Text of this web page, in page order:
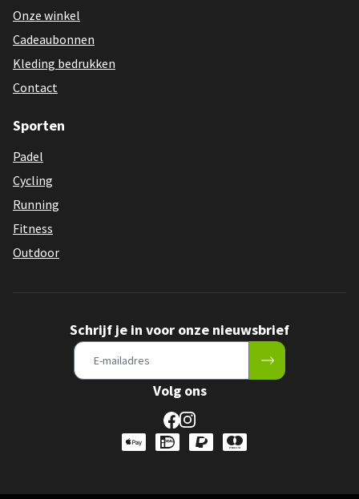
Onze winkel
Cadeaubonnen
Kleding bedrukken
Contact
Sporten
Padel
Cycling
Running
Fitness
Outdoor
Schrijf je in voor onze nieuwsbrief
Volg ons